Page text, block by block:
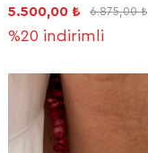
5.500,00 ₺ 6.875,00 ₺
%20 indirimli